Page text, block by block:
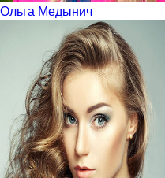
Ольга Медынич